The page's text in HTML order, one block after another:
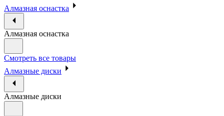
Алмазная оснастка
Алмазная оснастка
Смотреть все товары
Алмазные диски
Алмазные диски